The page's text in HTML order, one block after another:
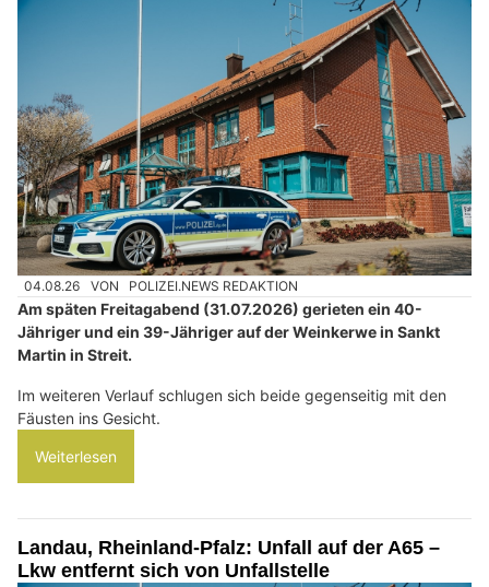
04.08.26 VON POLIZEI.NEWS REDAKTION
Am späten Freitagabend (31.07.2026) gerieten ein 40-
Jähriger und ein 39-Jähriger auf der Weinkerwe in Sankt
Martin in Streit.
Im weiteren Verlauf schlugen sich beide gegenseitig mit den
Fäusten ins Gesicht.
Weiterlesen
Landau, Rheinland-Pfalz: Unfall auf der A65 –
Lkw entfernt sich von Unfallstelle